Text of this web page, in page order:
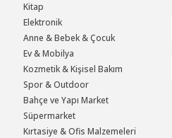
Kitap
Elektronik
Anne & Bebek & Çocuk
Ev & Mobilya
Kozmetik & Kişisel Bakım
Spor & Outdoor
Bahçe ve Yapı Market
Süpermarket
Kırtasiye & Ofis Malzemeleri